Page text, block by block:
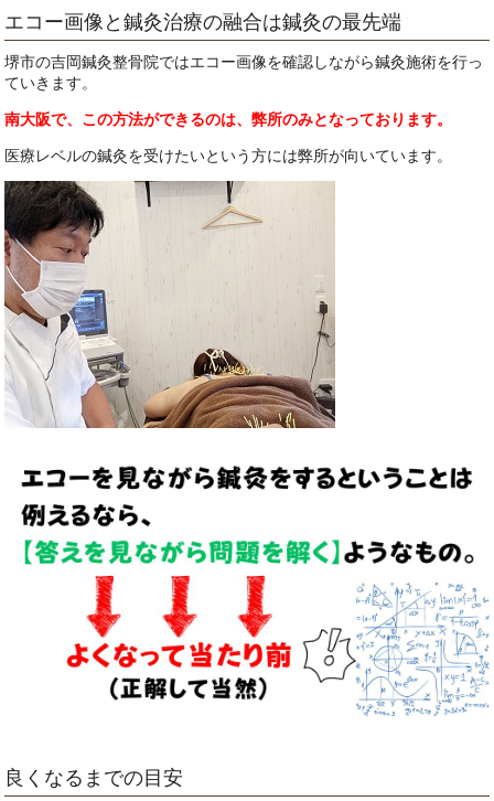
エコー画像と鍼灸治療の融合は鍼灸の最先端
堺市の吉岡鍼灸整骨院ではエコー画像を確認しながら鍼灸施術を行っ
ていきます。
南大阪で、この方法ができるのは、弊所のみとなっております。
医療レベルの鍼灸を受けたいという方には弊所が向いています。
良くなるまでの目安